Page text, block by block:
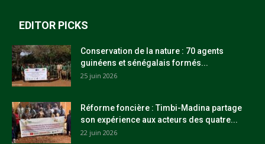
EDITOR PICKS
Conservation de la nature : 70 agents
guinéens et sénégalais formés...
25 juin 2026
Réforme foncière : Timbi-Madina partage
son expérience aux acteurs des quatre...
22 juin 2026